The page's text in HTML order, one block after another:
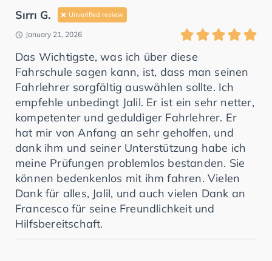
Sırrı G. Unverified review
January 21, 2026
Das Wichtigste, was ich über diese
Fahrschule sagen kann, ist, dass man seinen
Fahrlehrer sorgfältig auswählen sollte. Ich
empfehle unbedingt Jalil. Er ist ein sehr netter,
kompetenter und geduldiger Fahrlehrer. Er
hat mir von Anfang an sehr geholfen, und
dank ihm und seiner Unterstützung habe ich
meine Prüfungen problemlos bestanden. Sie
können bedenkenlos mit ihm fahren. Vielen
Dank für alles, Jalil, und auch vielen Dank an
Francesco für seine Freundlichkeit und
Hilfsbereitschaft.